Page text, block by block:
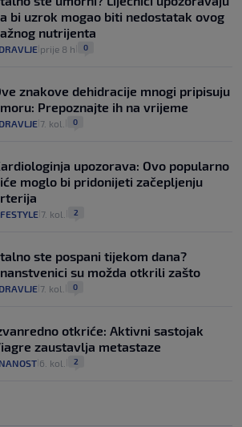
bi uzrok mogao biti nedostatak ovog
nutrijenta
prije 8 h 0
znakove dehidracije mnogi pripisuju
Prepoznajte ih na vrijeme
7. kol. 0
upozorava: Ovo popularno
moglo bi pridonijeti začepljenju
7. kol. 2
ste pospani tijekom dana?
su možda otkrili zašto
7. kol. 0
otkriće: Aktivni sastojak
zaustavlja metastaze
6. kol. 2